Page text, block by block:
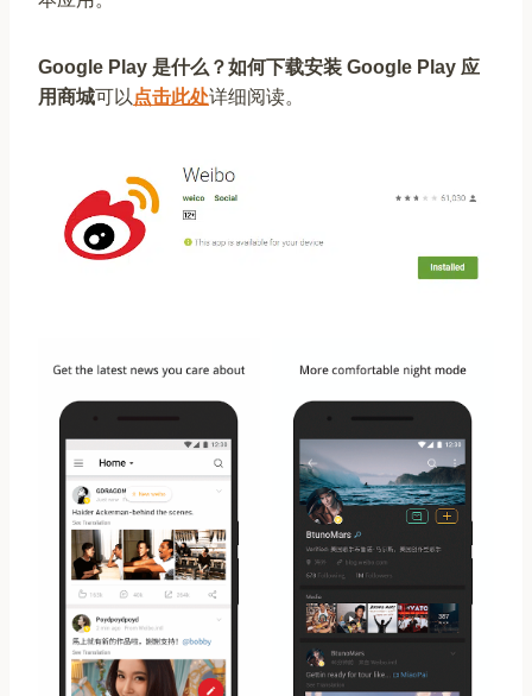
Google Play 是什么？如何下载安装 Google Play 应
用商城可以 点击此处详细阅读。